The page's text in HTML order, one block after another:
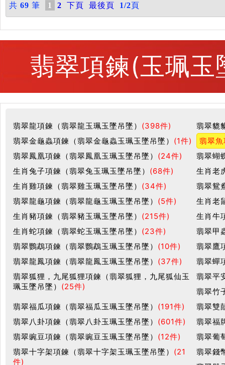
共 69 筆 1 2 下頁 最後頁 1/2頁
翡翠項鍊(玉珮
翡翠龍項鍊（翡翠龍玉珮玉墜吊墜） (398件)
翡翠貔
翡翠金龜蟲項鍊（翡翠金龜蟲玉珮玉墜吊墜） (1件)
翡翠
翡翠鳳凰項鍊（翡翠鳳凰玉珮玉墜吊墜） (24件)
翡翠蝴
生肖兔子項鍊（翡翠兔玉珮玉墜吊墜） (68件)
生肖老
生肖雞項鍊（翡翠雞玉珮玉墜吊墜） (34件)
翡翠鴛
翡翠龍龜項鍊（翡翠龍龜玉珮玉墜吊墜） (5件)
生肖老
生肖豬項鍊（翡翠豬玉珮玉墜吊墜） (215件)
生肖牛
生肖蛇項鍊（翡翠蛇玉珮玉墜吊墜） (23件)
翡翠甲
翡翠鸚鵡項鍊（翡翠鸚鵡玉珮玉墜吊墜） (10件)
翡翠鷹
翡翠龍鳳項鍊（翡翠龍鳳玉珮玉墜吊墜） (37件)
翡翠蟬
翡翠狐狸，九尾狐狸項鍊（翡翠狐狸，九尾狐仙玉
珮玉墜吊墜） (25件)
翡翠平
翡翠竹
翡翠福瓜項鍊（翡翠福瓜玉珮玉墜吊墜） (191件)
翡翠雙
翡翠八卦項鍊（翡翠八卦玉珮玉墜吊墜） (601件)
翡翠福
翡翠豌豆項鍊（翡翠豌豆玉珮玉墜吊墜） (12件)
翡翠葡
翡翠十字架項鍊（翡翠十字架玉珮玉墜吊墜） (21
件)
翡翠錢